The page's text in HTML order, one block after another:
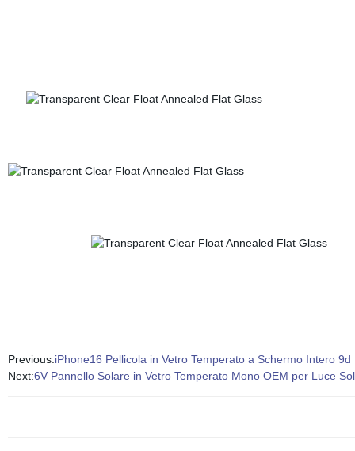
Previous:iPhone16 Pellicola in Vetro Temperato a Schermo Intero
Next:6V Pannello Solare in Vetro Temperato Mono OEM per Luce